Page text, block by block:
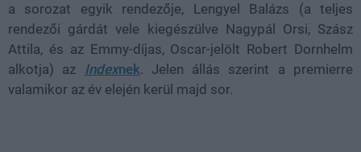
a sorozat egyik rendezője, Lengyel Balázs (a teljes
rendezői gárdát vele kiegészülve Nagypál Orsi, Szász
Attila, és az Emmy-díjas, Oscar-jelölt Robert Dornhelm
alkotja) az Indexnek. Jelen állás szerint a premierre
valamikor az év elején kerül majd sor.